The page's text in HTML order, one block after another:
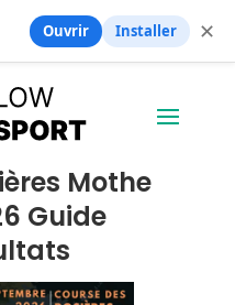
Mothe
Guide
Ouvrir Installer ✕